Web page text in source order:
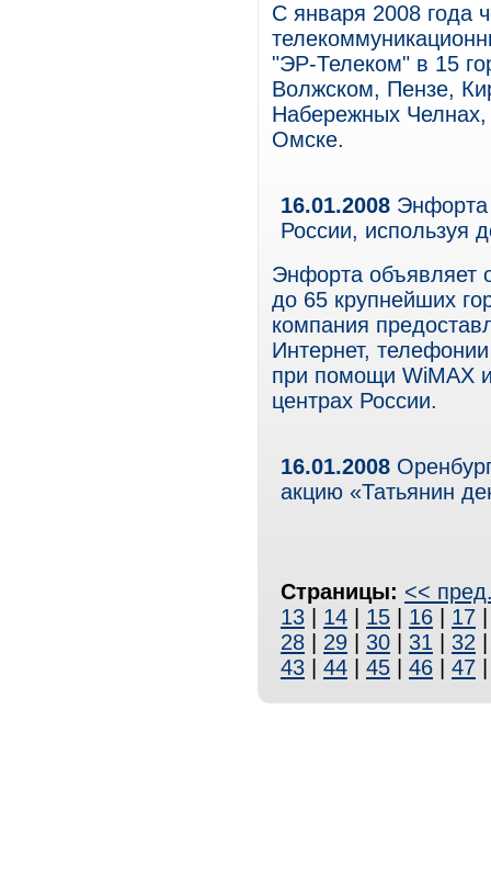
С января 2008 года
"ЭР-Телеком" в 15
Волжском, Пензе,
Набережных
Омске.
16.01.2008 Энфорта
России, используя
Энфорта объявляет
до 65 крупнейших
компания
Интернет,
при помощи WiMAX
центрах России.
16.01.2008
акцию «Татьянин
Страницы: <<
13
14 15 16 17
28
29 30 31 32
43
44 45 46 47